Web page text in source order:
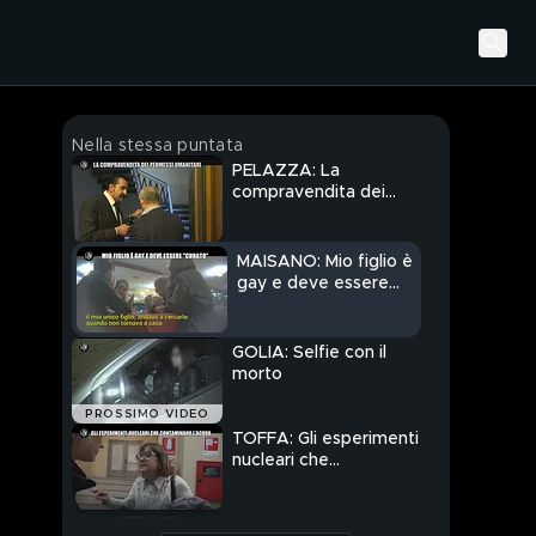
Nella stessa puntata
PELAZZA: La
compravendita dei
MAISANO: Mio figlio è
gay e deve essere
PROSSIMO VIDEO
GOLIA: Selfie con il
morto
TOFFA: Gli esperimenti
nucleari che